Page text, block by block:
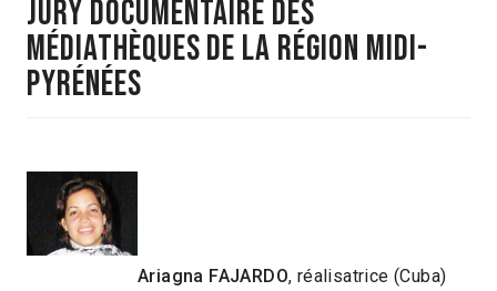
Jury documentaire des
Médiathèques de la Région Midi-
Pyrénées
Ariagna FAJARDO, réalisatrice (Cuba)